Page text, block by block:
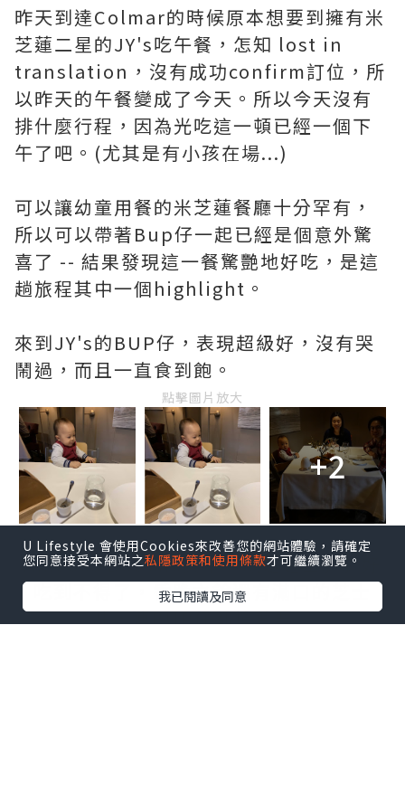
U Lifestyle 會使用Cookies來改善您的網站體驗，請確定
您同意接受本網站之私隱政策和使用條款才可繼續瀏覽。
我已閱讀及同意
昨天到達Colmar的時候原本想要到擁有米
芝蓮二星的JY's吃午餐，怎知 lost in
translation，沒有成功confirm訂位，所
以昨天的午餐變成了今天。所以今天沒有
排什麼行程，因為光吃這一頓已經一個下
午了吧。(尤其是有小孩在場...)
可以讓幼童用餐的米芝蓮餐廳十分罕有，
所以可以帶著Bup仔一起已經是個意外驚
喜了 -- 結果發現這一餐驚艷地好吃，是這
趟旅程其中一個highlight。
來到JY's的BUP仔，表現超級好，沒有哭
鬧過，而且一直食到飽。
點擊圖片放大
+2
Amuses Bouche其中一款是芝士脆脆好
吃到不得了，香脆之餘還有滿口的芝士
味，連BUP仔都搶著要。